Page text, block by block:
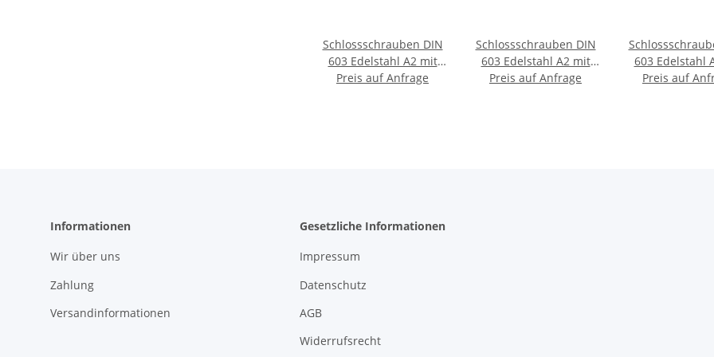
Schlossschrauben DIN
603 Edelstahl A2 mit
Hutmuttern DIN 1587 &
Preis auf Anfrage
Schlossschrauben DIN
603 Edelstahl A2 mit
niedrigen Hutmuttern
Preis auf Anfrage
603 Edelstahl
Preis auf
Informationen
Wir über uns
Zahlung
Versandinformationen
Gesetzliche Informationen
Impressum
Datenschutz
AGB
Widerrufsrecht